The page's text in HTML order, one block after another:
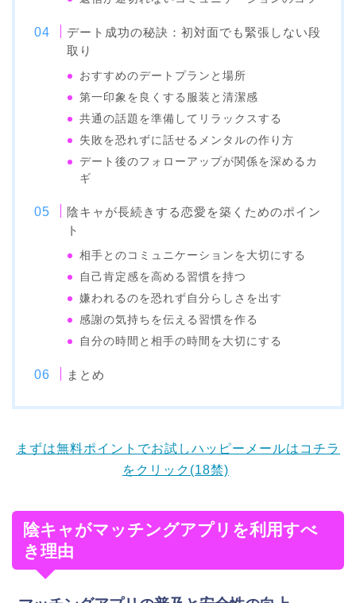
デート成功の秘訣：初対面でも緊張しない段
取り
おすすめのデートプランと場所
第一印象を良くする服装と清潔感
共通の話題を準備してリラックスする
失敗を恐れずに話せるメンタルの作り方
デート後のフォローアップが関係を深めるカ
ギ
陰キャが長続きする恋愛を築くためのポイン
ト
相手とのコミュニケーションを大切にする
自己肯定感を高める習慣を持つ
嫌われるのを恐れず自分らしさを出す
感謝の気持ちを伝える習慣を作る
自分の時間と相手の時間を大切にする
まとめ
まずは無料ポイントでお試しハッピーメールはコチラ
をクリック(18禁)
陰キャがマッチングアプリを利用すべ
き理由